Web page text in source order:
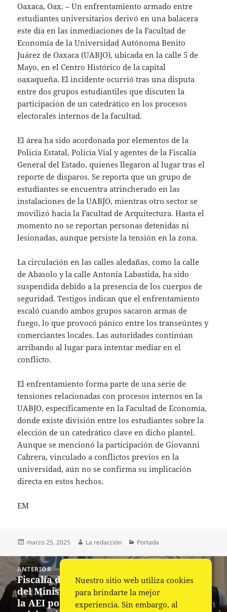
Oaxaca, Oax. – Un enfrentamiento armado entre
estudiantes universitarios derivó en una balacera
este día en las inmediaciones de la Facultad de
Economía de la Universidad Autónoma Benito
Juárez de Oaxaca (UABJO), ubicada en la calle 5 de
Mayo, en el Centro Histórico de la capital
oaxaqueña. El incidente ocurrió tras una disputa
entre dos grupos estudiantiles que discuten la
participación de un catedrático en los procesos
electorales internos de la facultad.
El área ha sido acordonada por elementos de la
Policía Estatal, Policía Vial y agentes de la Fiscalía
General del Estado, quienes llegaron al lugar tras el
reporte de disparos. Se reporta que un grupo de
estudiantes se encuentra atrincherado en las
instalaciones de la UABJO, mientras otro sector se
movilizó hacia la Facultad de Arquitectura. Hasta el
momento no se reportan personas detenidas ni
lesionadas, aunque persiste la tensión en la zona.
La circulación en las calles aledañas, como la calle
de Abasolo y la calle Antonia Labastida, ha sido
suspendida debido a la presencia de los cuerpos de
seguridad. Testigos indican que el enfrentamiento
escaló cuando ambos grupos sacaron armas de
fuego, lo que provocó pánico entre los transeúntes y
comerciantes locales. Las autoridades continúan
arribando al lugar para intentar mediar en el
conflicto.
El enfrentamiento forma parte de una serie de
tensiones relacionadas con procesos internos en la
UABJO, específicamente en la Facultad de Economía,
donde existe división entre los estudiantes sobre la
elección de un catedrático clave en dicho plantel.
Aunque se mencionó la participación de Giovanni
Cabrera, vinculado a conflictos previos en la
universidad, aún no se confirma su implicación
directa en estos hechos.
EM
Publicado
marzo 25, 2025 Autor
La redacción Categorías
Portada
Navegación
de
entradas
ANTERIOR
Entrada
anterior:
Fiscalía de Oaxaca aprehende a Agente
del Ministerio Público y comandante de
la AEI por desaparición de personas
Nuestro sitio web utiliza cookies
para brindarte la mejor
experiencia. Sin embargo, al